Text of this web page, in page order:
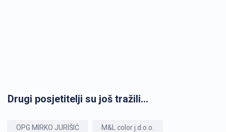
Drugi posjetitelji su još tražili...
OPG MIRKO JURIŠIĆ M&L color j.d.o.o.